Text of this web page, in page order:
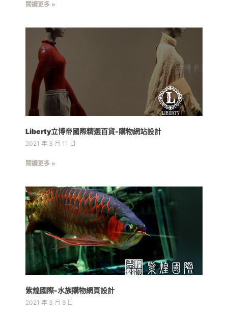
閱讀更多 »
Liberty立博帝國際精選百貨-購物網站設計
2021 年 3 月 11 日
閱讀更多 »
紫煌國際-水族購物網頁設計
2021 年 3 月 8 日